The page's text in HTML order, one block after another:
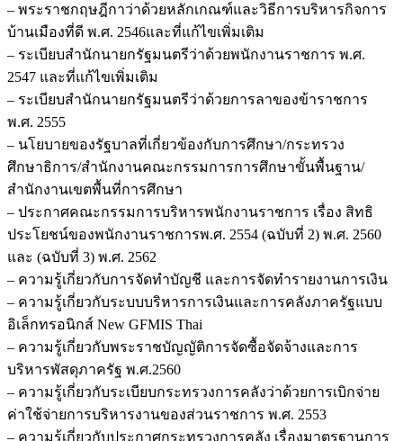
– พระราชกฤษฎีกาว่าด้วยหลักเกณฑ์และวิธีการบริหารกิจการ
บ้านเมืองที่ดี พ.ศ. 2546และที่แก้ไขเพิ่มเติม
– ระเบียบสำนักนายกรัฐมนตรีว่าด้วยพนักงานราชการ พ.ศ.
2547 และที่แก้ไขเพิ่มเติม
– ระเบียบสำนักนายกรัฐมนตรีว่าด้วยการลาของข้าราชการ
พ.ศ. 2555
– นโยบายของรัฐบาลที่เกี่ยวข้องกับการศึกษา/กระทรวง
ศึกษาธิการ/สำนักงานคณะกรรมการการศึกษาขั้นพื้นฐาน/
สำนักงานเขตพื้นที่การศึกษา
– ประกาศคณะกรรมการบริหารพนักงานราชการ เรื่อง สิทธิ
ประโยชน์ของพนักงานราชการพ.ศ. 2554 (ฉบับที่ 2) พ.ศ. 2560
และ (ฉบับที่ 3) พ.ศ. 2562
– ความรู้เกี่ยวกับการจัดทำบัญชี และการจัดทำรายงานการเงิน
– ความรู้เกี่ยวกับระบบบริหารการเงินและการคลังภาครัฐแบบ
อิเล็กทรอนิกส์ New GFMIS Thai
– ความรู้เกี่ยวกับพระราชบัญญัติการจัดซื้อจัดจ้างและการ
บริหารพัสดุภาครัฐ พ.ศ.2560
– ความรู้เกี่ยวกับระเบียบกระทรวงการคลังว่าด้วยการเบิกจ่าย
ค่าใช้จ่ายการบริหารงานของส่วนราชการ พ.ศ. 2553
– ความรู้เกี่ยวกับประกาศกระทรวงการคลัง เรื่องมาตรฐานการ